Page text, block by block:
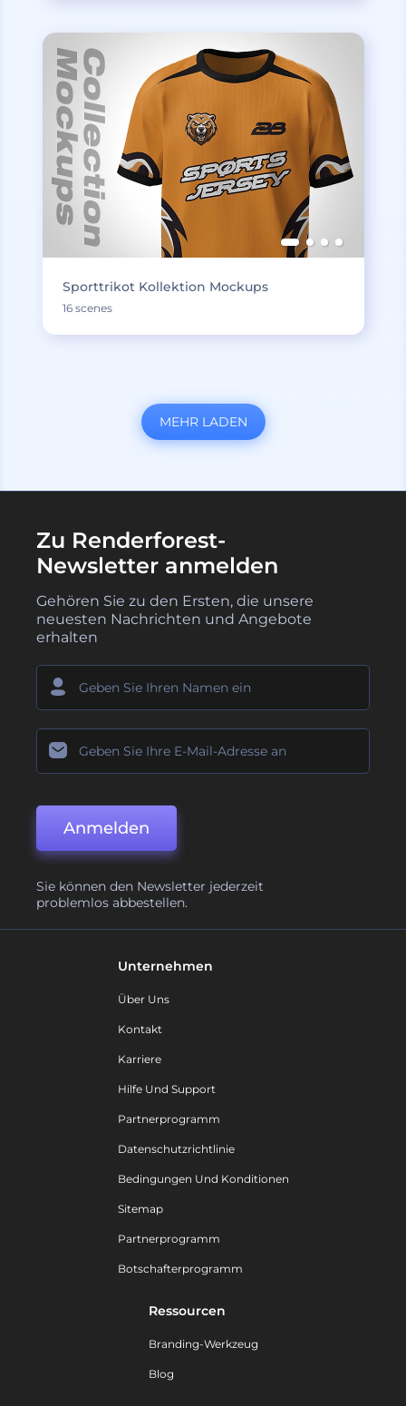
Sporttrikot Kollektion Mockups
16 scenes
MEHR LADEN
Zu Renderforest-
Newsletter anmelden
Gehören Sie zu den Ersten, die unsere
neuesten Nachrichten und Angebote
erhalten
Anmelden
Sie können den Newsletter jederzeit
problemlos abbestellen.
Unternehmen
Über Uns
Kontakt
Karriere
Hilfe Und Support
Partnerprogramm
Datenschutzrichtlinie
Bedingungen Und Konditionen
Sitemap
Partnerprogramm
Botschafterprogramm
Ressourcen
Branding-Werkzeug
Blog